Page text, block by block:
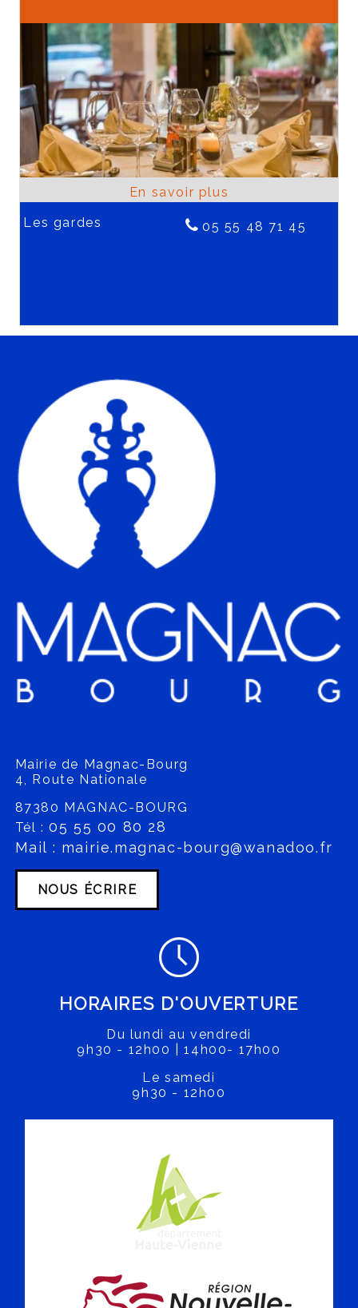
Les gardes 05 55 48 71 45
Mairie de Magnac-Bourg
4, Route Nationale
87380 MAGNAC-BOURG
Tél :05 55 00 80 28
Mail : mairie.magnac-bourg@wanadoo.fr
NOUS ÉCRIRE
HORAIRES D'OUVERTURE
Du lundi au vendredi
9h30 - 12h00 | 14h00- 17h00
Le samedi
9h30 - 12h00